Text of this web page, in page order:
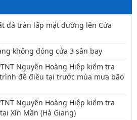
đá tràn lấp mặt đường lên Cửa
không đóng cửa 3 sân bay
Nguyễn Hoàng Hiệp kiểm tra
đê điều tại trước mùa mưa bão
Nguyễn Hoàng Hiệp kiểm tra
Xín Mần (Hà Giang)